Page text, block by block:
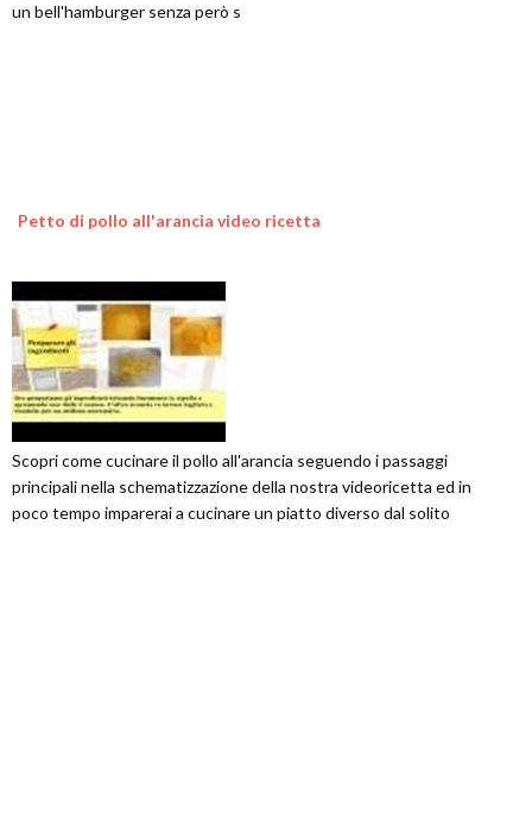
un bell'hamburger senza però s
Petto di pollo all'arancia video ricetta
Scopri come cucinare il pollo all'arancia seguendo i passaggi
principali nella schematizzazione della nostra videoricetta ed in
poco tempo imparerai a cucinare un piatto diverso dal solito